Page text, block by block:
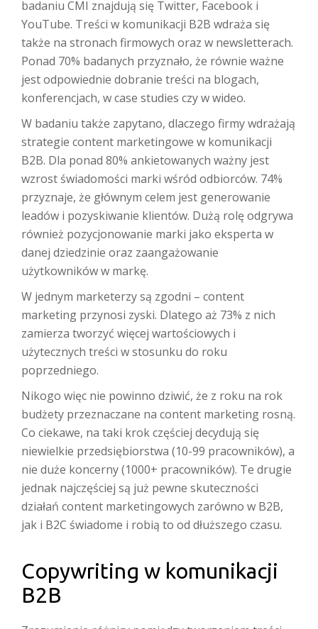
badaniu CMI znajdują się Twitter, Facebook i
YouTube. Treści w komunikacji B2B wdraża się
także na stronach firmowych oraz w newsletterach.
Ponad 70% badanych przyznało, że równie ważne
jest odpowiednie dobranie treści na blogach,
konferencjach, w case studies czy w wideo.
W badaniu także zapytano, dlaczego firmy wdrażają
strategie content marketingowe w komunikacji
B2B. Dla ponad 80% ankietowanych ważny jest
wzrost świadomości marki wśród odbiorców. 74%
przyznaje, że głównym celem jest generowanie
leadów i pozyskiwanie klientów. Dużą rolę odgrywa
również pozycjonowanie marki jako eksperta w
danej dziedzinie oraz zaangażowanie
użytkowników w markę.
W jednym marketerzy są zgodni – content
marketing przynosi zyski. Dlatego aż 73% z nich
zamierza tworzyć więcej wartościowych i
użytecznych treści w stosunku do roku
poprzedniego.
Nikogo więc nie powinno dziwić, że z roku na rok
budżety przeznaczane na content marketing rosną.
Co ciekawe, na taki krok częściej decydują się
niewielkie przedsiębiorstwa (10-99 pracowników), a
nie duże koncerny (1000+ pracowników). Te drugie
jednak najczęściej są już pewne skuteczności
działań content marketingowych zarówno w B2B,
jak i B2C świadome i robią to od dłuższego czasu.
Copywriting w komunikacji
B2B